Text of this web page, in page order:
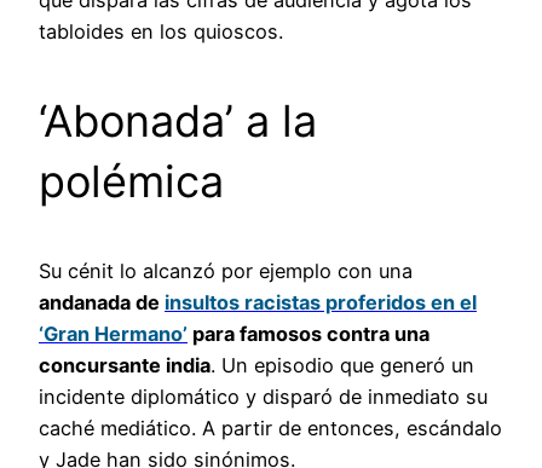
tabloides en los quioscos.
‘Abonada’ a la
polémica
Su cénit lo alcanzó por ejemplo con una
andanada de insultos racistas proferidos en el
‘Gran Hermano’ para famosos contra una
concursante india. Un episodio que generó un
incidente diplomático y disparó de inmediato su
caché mediático. A partir de entonces, escándalo
y Jade han sido sinónimos.